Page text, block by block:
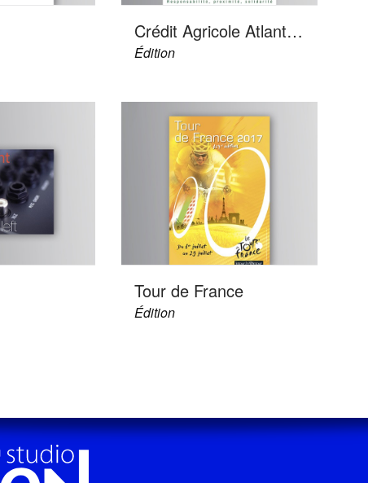
Crédit Agricole Atlantique Vendée
Édition
Tour de France
Édition